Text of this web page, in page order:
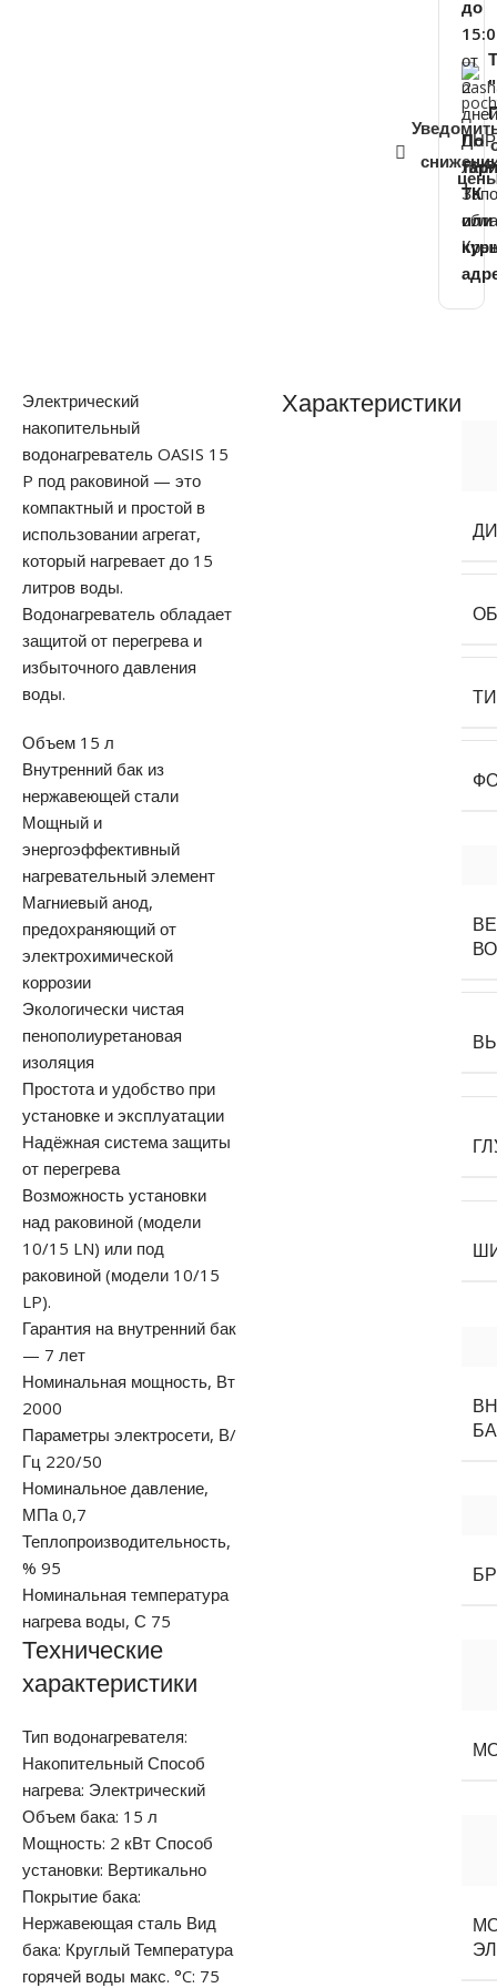
до
от
2
дней
По
ТК
или
Электрический
накопительный
водонагреватель OASIS 15
P под раковиной — это
компактный и простой в
использовании агрегат,
который нагревает до 15
литров воды.
Водонагреватель обладает
защитой от перегрева и
избыточного давления
воды.
Объем 15 л
Внутренний бак из
нержавеющей стали
Мощный и
энергоэффективный
нагревательный элемент
Магниевый анод,
предохраняющий от
электрохимической
коррозии
Экологически чистая
пенополиуретановая
изоляция
Простота и удобство при
установке и эксплуатации
Надёжная система защиты
от перегрева
Возможность установки
над раковиной (модели
10/15 LN) или под
раковиной (модели 10/15
LP).
Гарантия на внутренний бак
— 7 лет
Номинальная мощность, Вт
2000
Параметры электросети, В/
Гц 220/50
Номинальное давление,
МПа 0,7
Теплопроизводительность,
% 95
Номинальная температура
нагрева воды, С 75
Технические
характеристики
Тип водонагревателя:
Накопительный Способ
нагрева: Электрический
Объем бака: 15 л
Мощность: 2 кВт Способ
установки: Вертикально
Покрытие бака:
Нержавеющая сталь Вид
бака: Круглый Температура
горячей воды макс. °C: 75
Характеристики